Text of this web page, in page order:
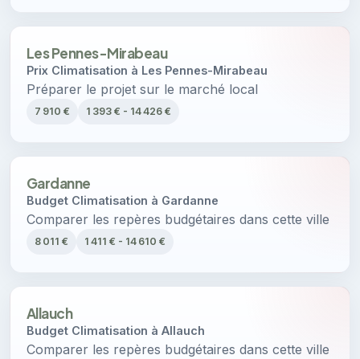
Les Pennes-Mirabeau
Prix Climatisation à Les Pennes-Mirabeau
Préparer le projet sur le marché local
7 910 € 1 393 € - 14 426 €
Gardanne
Budget Climatisation à Gardanne
Comparer les repères budgétaires dans cette ville
8 011 € 1 411 € - 14 610 €
Allauch
Budget Climatisation à Allauch
Comparer les repères budgétaires dans cette ville